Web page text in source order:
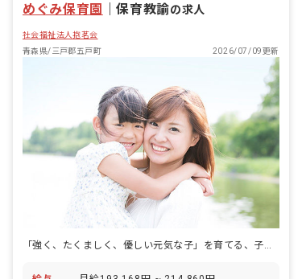
めぐみ保育園 ｜保育教諭の求人
社会福祉法人抱茗会
青森県/三戸郡五戸町
2026/07/09更新
「強く、たくましく、優しい元気な子」を育てる、子供赤十字の心を大切にする認定こども園です。